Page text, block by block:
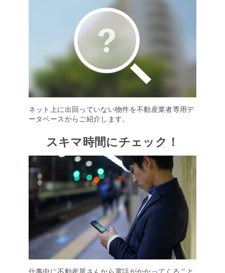
ネット上に出回っていない物件を不動産業者専用デ
ータベースからご紹介します。
スキマ時間にチェック！